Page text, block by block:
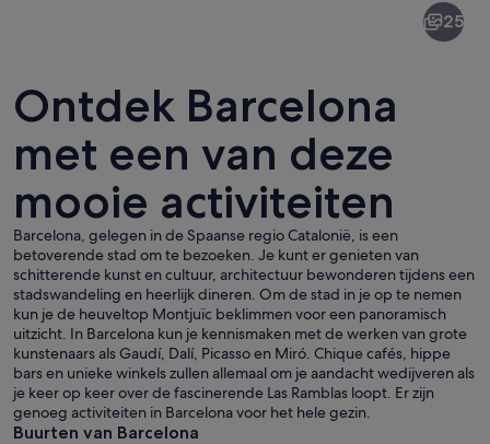
Een stadsgezicht in de schemering
25
Ontdek Barcelona
met een van deze
mooie activiteiten
Barcelona, gelegen in de Spaanse regio Catalonië, is een
betoverende stad om te bezoeken. Je kunt er genieten van
schitterende kunst en cultuur, architectuur bewonderen tijdens een
stadswandeling en heerlijk dineren. Om de stad in je op te nemen
kun je de heuveltop Montjuïc beklimmen voor een panoramisch
uitzicht. In Barcelona kun je kennismaken met de werken van grote
kunstenaars als Gaudí, Dalí, Picasso en Miró. Chique cafés, hippe
bars en unieke winkels zullen allemaal om je aandacht wedijveren als
je keer op keer over de fascinerende Las Ramblas loopt. Er zijn
genoeg activiteiten in Barcelona voor het hele gezin.
Buurten van Barcelona